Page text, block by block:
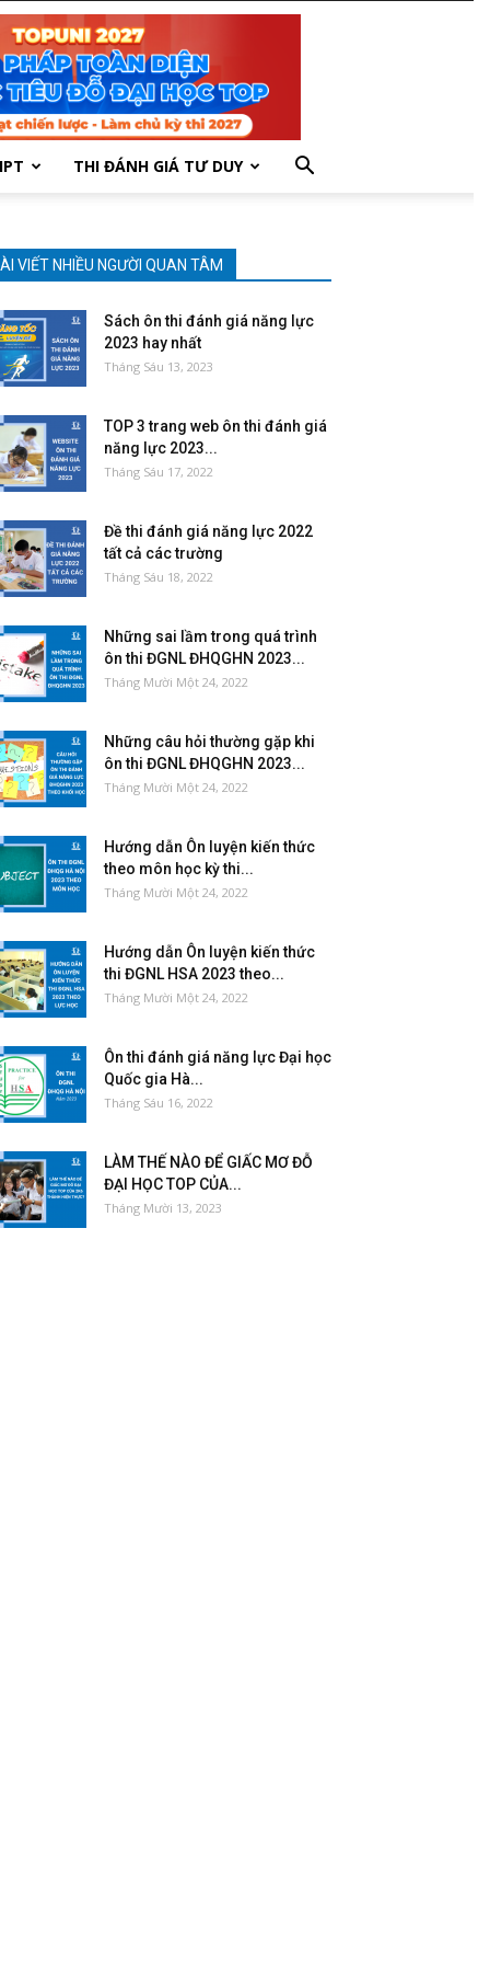
THI ĐÁNH GIÁ TƯ DUY
VIẾT NHIỀU NGƯỜI QUAN TÂM
Sách ôn thi đánh giá năng lực
2023 hay nhất
Tháng Sáu 13, 2023
TOP 3 trang web ôn thi đánh giá
năng lực 2023...
Tháng Sáu 17, 2022
Đề thi đánh giá năng lực 2022
tất cả các trường
Tháng Sáu 18, 2022
Những sai lầm trong quá trình
ôn thi ĐGNL ĐHQGHN 2023...
Tháng Mười Một 24, 2022
Những câu hỏi thường gặp khi
ôn thi ĐGNL ĐHQGHN 2023...
Tháng Mười Một 24, 2022
Hướng dẫn Ôn luyện kiến thức
theo môn học kỳ thi...
Tháng Mười Một 24, 2022
Hướng dẫn Ôn luyện kiến thức
thi ĐGNL HSA 2023 theo...
Tháng Mười Một 24, 2022
Ôn thi đánh giá năng lực Đại học
Quốc gia Hà...
Tháng Sáu 16, 2022
LÀM THẾ NÀO ĐỂ GIẤC MƠ ĐỖ
ĐẠI HỌC TOP CỦA...
Tháng Mười 13, 2023